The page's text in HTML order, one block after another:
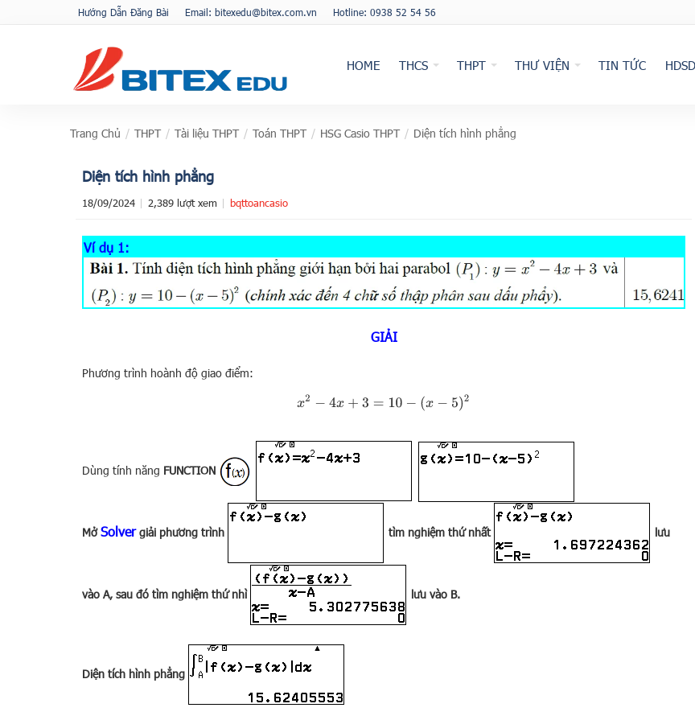
Hướng Dẫn Đăng Bài Email: bitexedu@bitex.com.vn Hotline: 0938 52 54 56
HOME THCS THPT THƯ VIỆN TIN TỨC
Trang Chủ / THPT / Tài liệu THPT / Toán THPT / HSG Casio THPT / Diện tích hình phẳng
Diện tích hình phẳng
18/09/2024 2,389 lượt xem bqttoancasio
Ví dụ 1:
GIẢI
Phương trình hoành độ giao điểm:
x2−4x + 3=10− (x−5)2
Dùng tính năng FUNCTION
MởSolvergiải phương trình tìm nghiệm thứ nhất lưu
vào A, sau đó tìm nghiệm thứ nhì lưu vào B.
Diện tích hình phẳng